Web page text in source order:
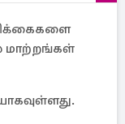
மாற்றங்கள்